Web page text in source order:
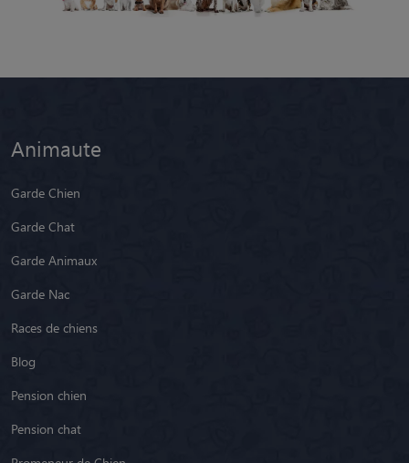
Animaute
Garde Chien
Garde Chat
Garde Animaux
Garde Nac
Races de chiens
Blog
Pension chien
Pension chat